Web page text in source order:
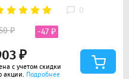
0
₽
₽ -47 ₽
с учетом скидки
акции. Подробнее